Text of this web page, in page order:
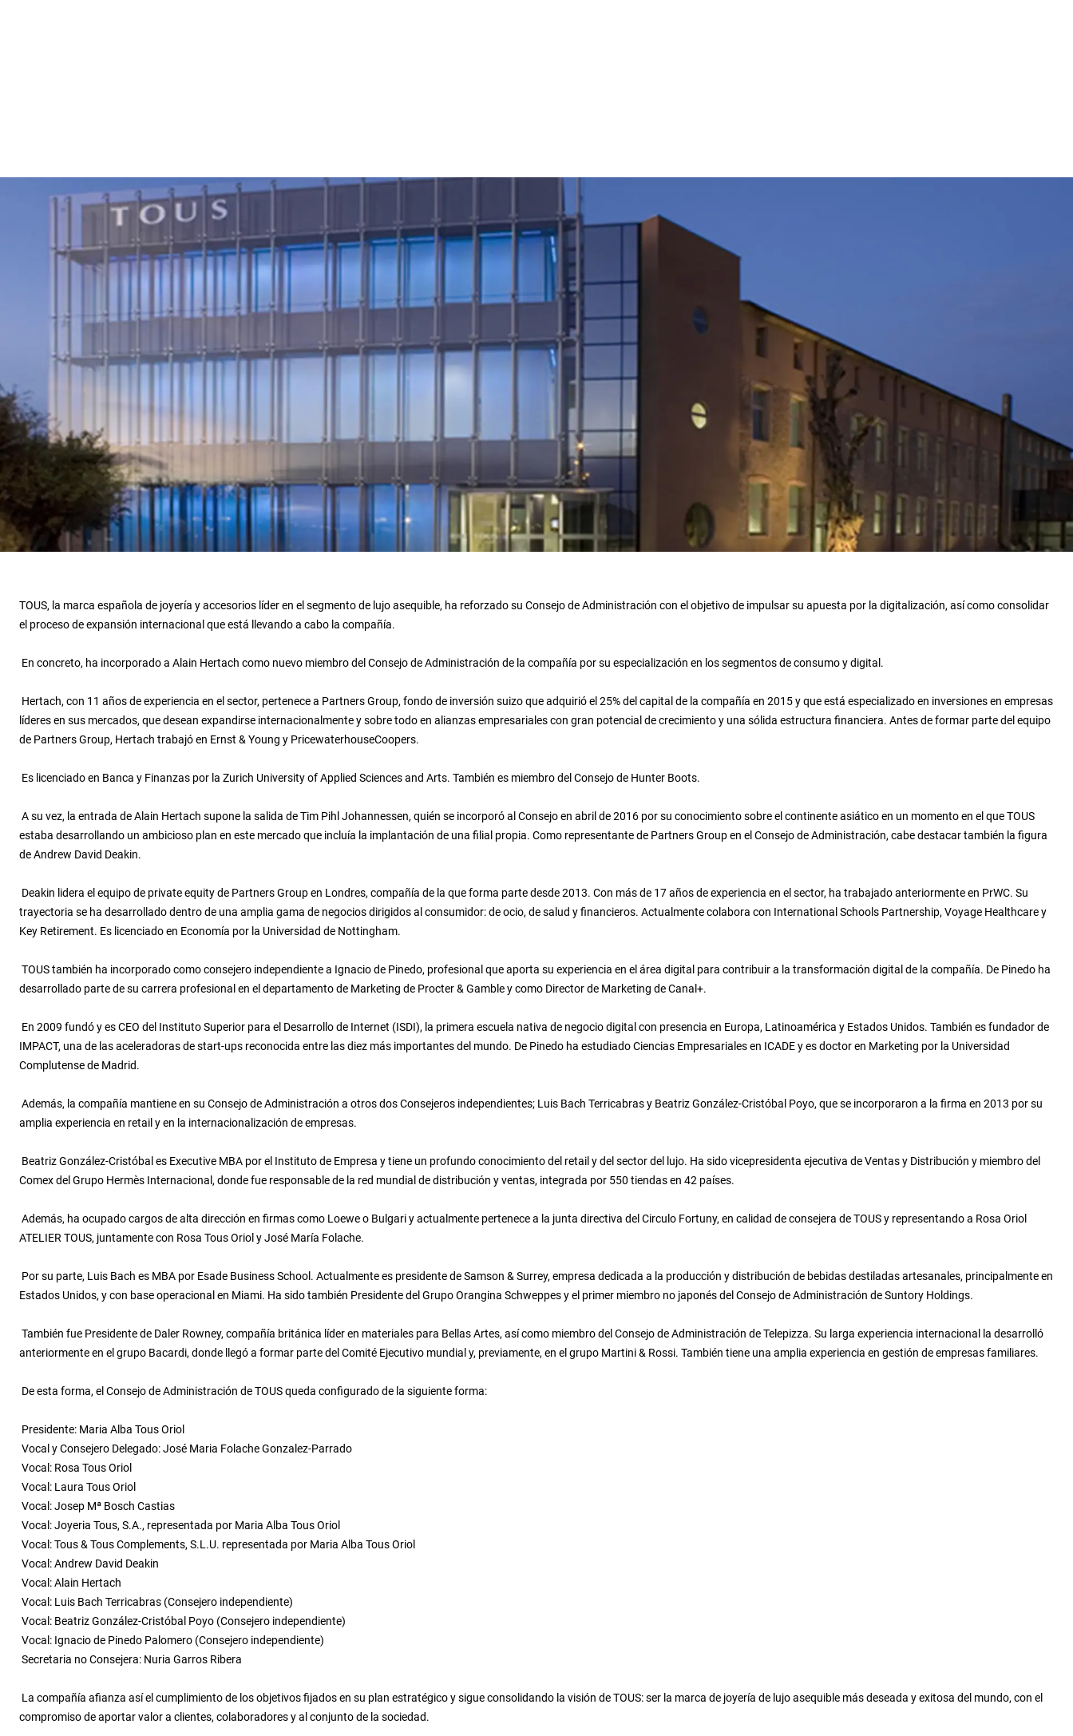
TOUS, la marca española de joyería y accesorios líder en el segmento de lujo asequible, ha reforzado su Consejo de Administración con el objetivo de impulsar su apuesta por la digitalización, así como consolidar
el proceso de expansión internacional que está llevando a cabo la compañía.
En concreto, ha incorporado a Alain Hertach como nuevo miembro del Consejo de Administración de la compañía por su especialización en los segmentos de consumo y digital.
Hertach, con 11 años de experiencia en el sector, pertenece a Partners Group, fondo de inversión suizo que adquirió el 25% del capital de la compañía en 2015 y que está especializado en inversiones en empresas
líderes en sus mercados, que desean expandirse internacionalmente y sobre todo en alianzas empresariales con gran potencial de crecimiento y una sólida estructura financiera. Antes de formar parte del equipo
de Partners Group, Hertach trabajó en Ernst & Young y PricewaterhouseCoopers.
Es licenciado en Banca y Finanzas por la Zurich University of Applied Sciences and Arts. También es miembro del Consejo de Hunter Boots.
A su vez, la entrada de Alain Hertach supone la salida de Tim Pihl Johannessen, quién se incorporó al Consejo en abril de 2016 por su conocimiento sobre el continente asiático en un momento en el que TOUS
estaba desarrollando un ambicioso plan en este mercado que incluía la implantación de una filial propia. Como representante de Partners Group en el Consejo de Administración, cabe destacar también la figura
de Andrew David Deakin.
Deakin lidera el equipo de private equity de Partners Group en Londres, compañía de la que forma parte desde 2013. Con más de 17 años de experiencia en el sector, ha trabajado anteriormente en PrWC. Su
trayectoria se ha desarrollado dentro de una amplia gama de negocios dirigidos al consumidor: de ocio, de salud y financieros. Actualmente colabora con International Schools Partnership, Voyage Healthcare y
Key Retirement. Es licenciado en Economía por la Universidad de Nottingham.
TOUS también ha incorporado como consejero independiente a Ignacio de Pinedo, profesional que aporta su experiencia en el área digital para contribuir a la transformación digital de la compañía. De Pinedo ha
desarrollado parte de su carrera profesional en el departamento de Marketing de Procter & Gamble y como Director de Marketing de Canal+.
En 2009 fundó y es CEO del Instituto Superior para el Desarrollo de Internet (ISDI), la primera escuela nativa de negocio digital con presencia en Europa, Latinoamérica y Estados Unidos. También es fundador de
IMPACT, una de las aceleradoras de start-ups reconocida entre las diez más importantes del mundo. De Pinedo ha estudiado Ciencias Empresariales en ICADE y es doctor en Marketing por la Universidad
Complutense de Madrid.
Además, la compañía mantiene en su Consejo de Administración a otros dos Consejeros independientes; Luis Bach Terricabras y Beatriz González-Cristóbal Poyo, que se incorporaron a la firma en 2013 por su
amplia experiencia en retail y en la internacionalización de empresas.
Beatriz González-Cristóbal es Executive MBA por el Instituto de Empresa y tiene un profundo conocimiento del retail y del sector del lujo. Ha sido vicepresidenta ejecutiva de Ventas y Distribución y miembro del
Comex del Grupo Hermès Internacional, donde fue responsable de la red mundial de distribución y ventas, integrada por 550 tiendas en 42 países.
Además, ha ocupado cargos de alta dirección en firmas como Loewe o Bulgari y actualmente pertenece a la junta directiva del Circulo Fortuny, en calidad de consejera de TOUS y representando a Rosa Oriol
ATELIER TOUS, juntamente con Rosa Tous Oriol y José María Folache.
Por su parte, Luis Bach es MBA por Esade Business School. Actualmente es presidente de Samson & Surrey, empresa dedicada a la producción y distribución de bebidas destiladas artesanales, principalmente en
Estados Unidos, y con base operacional en Miami. Ha sido también Presidente del Grupo Orangina Schweppes y el primer miembro no japonés del Consejo de Administración de Suntory Holdings.
También fue Presidente de Daler Rowney, compañía británica líder en materiales para Bellas Artes, así como miembro del Consejo de Administración de Telepizza. Su larga experiencia internacional la desarrolló
anteriormente en el grupo Bacardi, donde llegó a formar parte del Comité Ejecutivo mundial y, previamente, en el grupo Martini & Rossi. También tiene una amplia experiencia en gestión de empresas familiares.
De esta forma, el Consejo de Administración de TOUS queda configurado de la siguiente forma:
Presidente: Maria Alba Tous Oriol
Vocal y Consejero Delegado: José Maria Folache Gonzalez-Parrado
Vocal: Rosa Tous Oriol
Vocal: Laura Tous Oriol
Vocal: Josep Mª Bosch Castias
Vocal: Joyeria Tous, S.A., representada por Maria Alba Tous Oriol
Vocal: Tous & Tous Complements, S.L.U. representada por Maria Alba Tous Oriol
Vocal: Andrew David Deakin
Vocal: Alain Hertach
Vocal: Luis Bach Terricabras (Consejero independiente)
Vocal: Beatriz González-Cristóbal Poyo (Consejero independiente)
Vocal: Ignacio de Pinedo Palomero (Consejero independiente)
Secretaria no Consejera: Nuria Garros Ribera
La compañía afianza así el cumplimiento de los objetivos fijados en su plan estratégico y sigue consolidando la visión de TOUS: ser la marca de joyería de lujo asequible más deseada y exitosa del mundo, con el
compromiso de aportar valor a clientes, colaboradores y al conjunto de la sociedad.